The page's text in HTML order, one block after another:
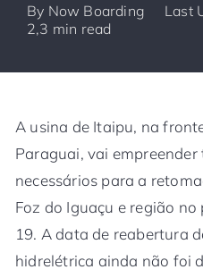
By Now Boarding
Last
2,3 min read
A usina de Itaipu, na
Paraguai, vai
necessários para a
Foz do Iguaçu e região
19. A data de reabertura
hidrelétrica ainda não foi